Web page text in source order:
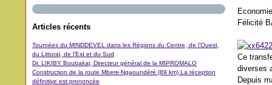
Articles récents
Tournées du MINDDEVEL dans les Régions du Centre, de l’Ouest,
du Littoral, de l’Est et du Sud
Dr. LIKIBY Boubakar, Directeur général de la MIPROMALO
Construction de la route Mbere-Ngaoundéré (89 km) La réception
définitive est prononcée
Economie
Félicité
Ce
diverses
Depuis